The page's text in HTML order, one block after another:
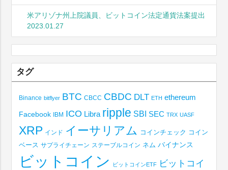
米アリゾナ州上院議員、ビットコイン法定通貨法案提出
2023.01.27
タグ
Binance bitflyer BTC CBCC CBDC DLT ETH ethereum
Facebook IBM ICO Libra ripple SBI SEC TRX UASF
XRP インド イーサリアム コインチェック コイン
ベース サプライチェーン ステーブルコイン ネム バイナンス
ビットコイン ビットコインETF ビットコイ